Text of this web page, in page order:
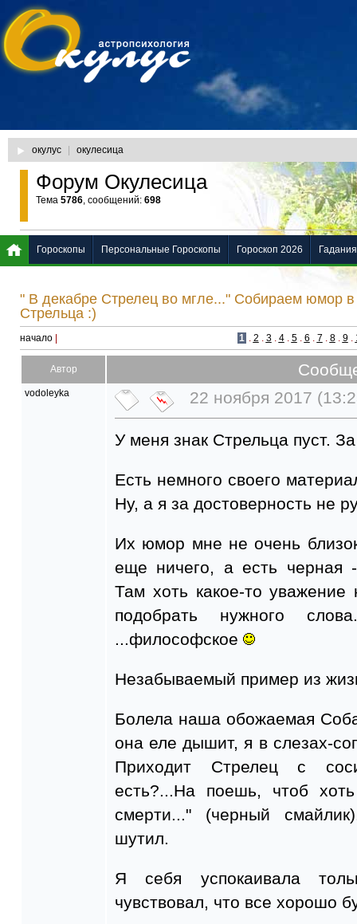
окулус окулесица
Форум Окулесица
Тема 5786, сообщений: 698
" В декабре Стрелец во мгле..." Собираем юмор в
Стрельца :)
начало 1 . 2 . 3 . 4 . 5 . 6 . 7 . 8 . 9 .
Автор
vodoleyka 22 ноября 2017
У меня знак Стрельца пуст.
Есть немного своего
Ну, а я за достоверность не
Их юмор мне не очень
еще ничего, а есть черная
Там хоть какое-то
подобрать нужного
...философское
Незабываемый пример из
Болела наша обожаемая
она еле дышит, я в слезах-
Приходит Стрелец с
есть?...На поешь, чтоб
смерти..." (черный
шутил.
Я себя успокаивала
чувствовал, что все хорошо
Гороскопы Персональные Гороскопы Гороскоп 2026 Гадания